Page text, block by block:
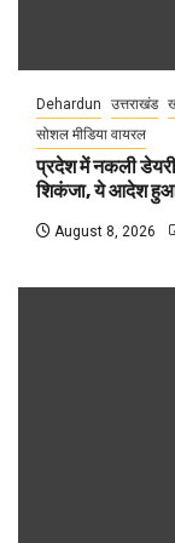
Dehardun उत्तराखंड
सोशल मीडिया वायरल
प्रदेश में नकली डेयरी
शिकंजा, ये आदेश हुआ
August 8, 2026